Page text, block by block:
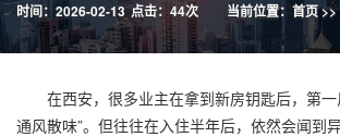
当前位置： 首页>>
时间：2026-02-13 点击：44次
在西安，很多业主在拿到新房钥匙后，第一
通风散味”。但往往在入住半年后，依然会闻到